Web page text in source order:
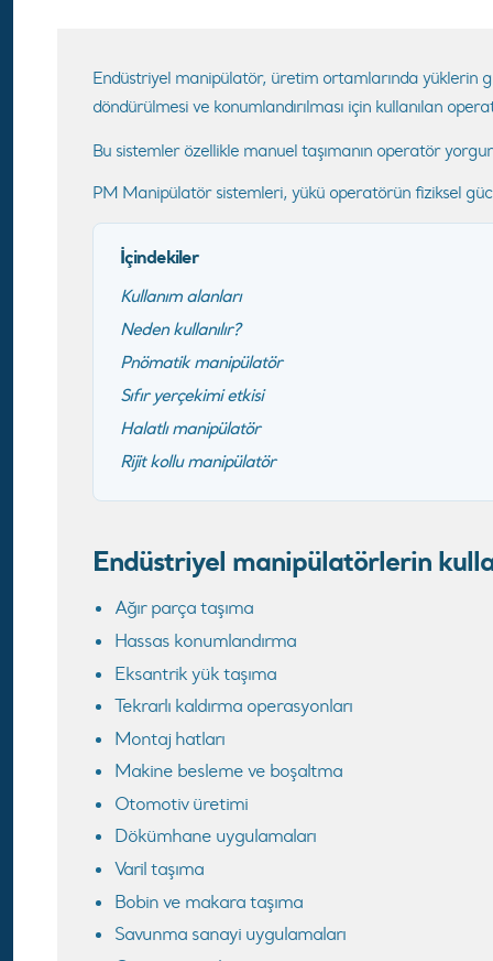
Endüstriyel manipülatör, üretim ortamlarında yüklerin
döndürülmesi ve konumlandırılması için kullanılan
Bu sistemler özellikle manuel taşımanın operatör
PM Manipülatör sistemleri, yükü operatörün fiziksel
İçindekiler
Kullanım alanları
Neden kullanılır?
Pnömatik manipülatör
Sıfır yerçekimi etkisi
Halatlı manipülatör
Rijit kollu manipülatör
Endüstriyel manipülatörlerin
Ağır parça taşıma
Hassas konumlandırma
Eksantrik yük taşıma
Tekrarlı kaldırma operasyonları
Montaj hatları
Makine besleme ve boşaltma
Otomotiv üretimi
Dökümhane uygulamaları
Varil taşıma
Bobin ve makara taşıma
Savunma sanayi uygulamaları